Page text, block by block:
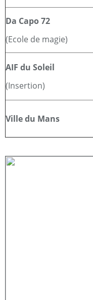
Da Capo 72
(Ecole de magie)
AIF du Soleil
(Insertion)
Ville du Mans